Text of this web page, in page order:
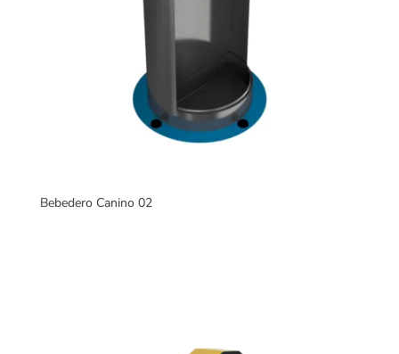
Bebedero Canino 02